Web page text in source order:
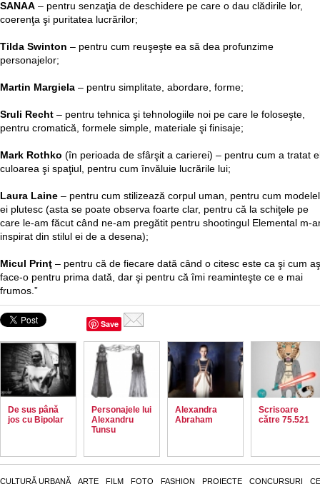
SANAA – pentru senzaţia de deschidere pe care o dau clădirile lor,
coerenţa şi puritatea lucrărilor;
Tilda Swinton – pentru cum reuşeşte ea să dea profunzime
personajelor;
Martin Margiela – pentru simplitate, abordare, forme;
Sruli Recht – pentru tehnica şi tehnologiile noi pe care le foloseşte,
pentru cromatică, formele simple, materiale şi finisaje;
Mark Rothko (în perioada de sfârşit a carierei) – pentru cum a tratat
culoarea şi spaţiul, pentru cum învăluie lucrările lui;
Laura Laine – pentru cum stilizează corpul uman, pentru cum
ei plutesc (asta se poate observa foarte clar, pentru că la schiţele pe
care le-am făcut când ne-am pregătit pentru shootingul Elemental m-
inspirat din stilul ei de a desena);
Micul Prinţ – pentru că de fiecare dată când o citesc este ca şi cum aş
face-o pentru prima dată, dar şi pentru că îmi reaminteşte ce e mai
frumos.”
Save
De sus până
jos cu Bipolar
Personajele lui
Alexandru
Tunsu
Alexandra
Abraham
Scrisoare
către 75.521
CULTURĂ URBANĂ ARTE FILM FOTO FASHION PROIECTE CONCURSURI